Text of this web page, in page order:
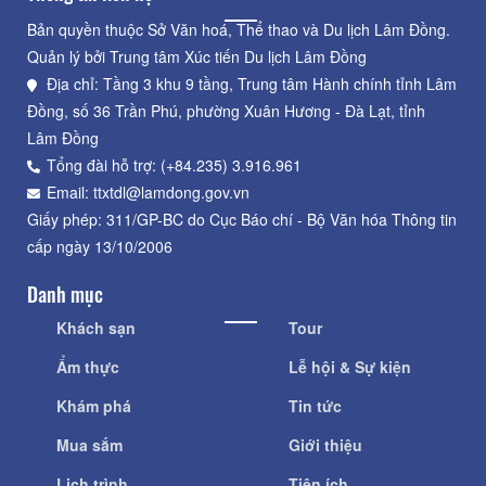
Bản quyền thuộc Sở Văn hoá, Thể thao và Du lịch Lâm Đồng.
Quản lý bởi Trung tâm Xúc tiến Du lịch Lâm Đồng
Địa chỉ: Tầng 3 khu 9 tầng, Trung tâm Hành chính tỉnh Lâm
Đồng, số 36 Trần Phú, phường Xuân Hương - Đà Lạt, tỉnh
Lâm Đồng
Tổng đài hỗ trợ: (+84.235) 3.916.961
Email: ttxtdl@lamdong.gov.vn
Giấy phép: 311/GP-BC do Cục Báo chí - Bộ Văn hóa Thông tin
cấp ngày 13/10/2006
Danh mục
Khách sạn
Ẩm thực
Khám phá
Mua sắm
Tour
Lễ hội & Sự kiện
Tin tức
Giới thiệu